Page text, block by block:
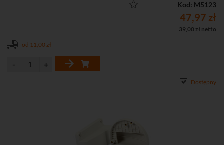
Kod: M5123
47,97 zł
39,00 zł netto
od 11,00 zł
Dostępny